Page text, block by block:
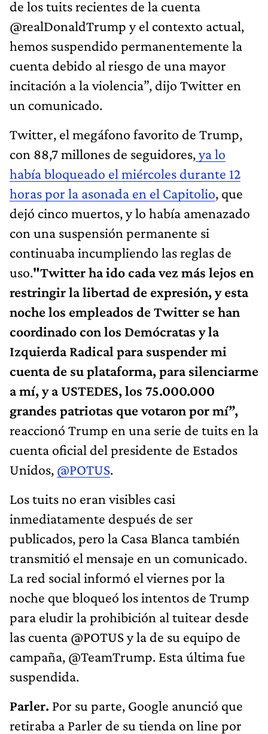
de los tuits recientes de la cuenta
@realDonaldTrump y el contexto actual,
hemos suspendido permanentemente la
cuenta debido al riesgo de una mayor
incitación a la violencia”, dijo Twitter en
un comunicado.
Twitter, el megáfono favorito de Trump,
con 88,7 millones de seguidores,ya lo
había bloqueado el miércoles durante 12
horas por la asonada en el Capitolio, que
dejó cinco muertos, y lo había amenazado
con una suspensión permanente si
continuaba incumpliendo las reglas de
uso."Twitter ha ido cada vez más lejos en
restringir la libertad de expresión, y esta
noche los empleados de Twitter se han
coordinado con los Demócratas y la
Izquierda Radical para suspender mi
cuenta de su plataforma, para silenciarme
a mí, y a USTEDES, los 75.000.000
grandes patriotas que votaron por mí”,
reaccionó Trump en una serie de tuits en la
cuenta oficial del presidente de Estados
Unidos, @POTUS.
Los tuits no eran visibles casi
inmediatamente después de ser
publicados, pero la Casa Blanca también
transmitió el mensaje en un comunicado.
La red social informó el viernes por la
noche que bloqueó los intentos de Trump
para eludir la prohibición al tuitear desde
las cuenta @POTUS y la de su equipo de
campaña, @TeamTrump. Esta última fue
suspendida.
Parler. Por su parte, Google anunció que
retiraba a Parler de su tienda on line por